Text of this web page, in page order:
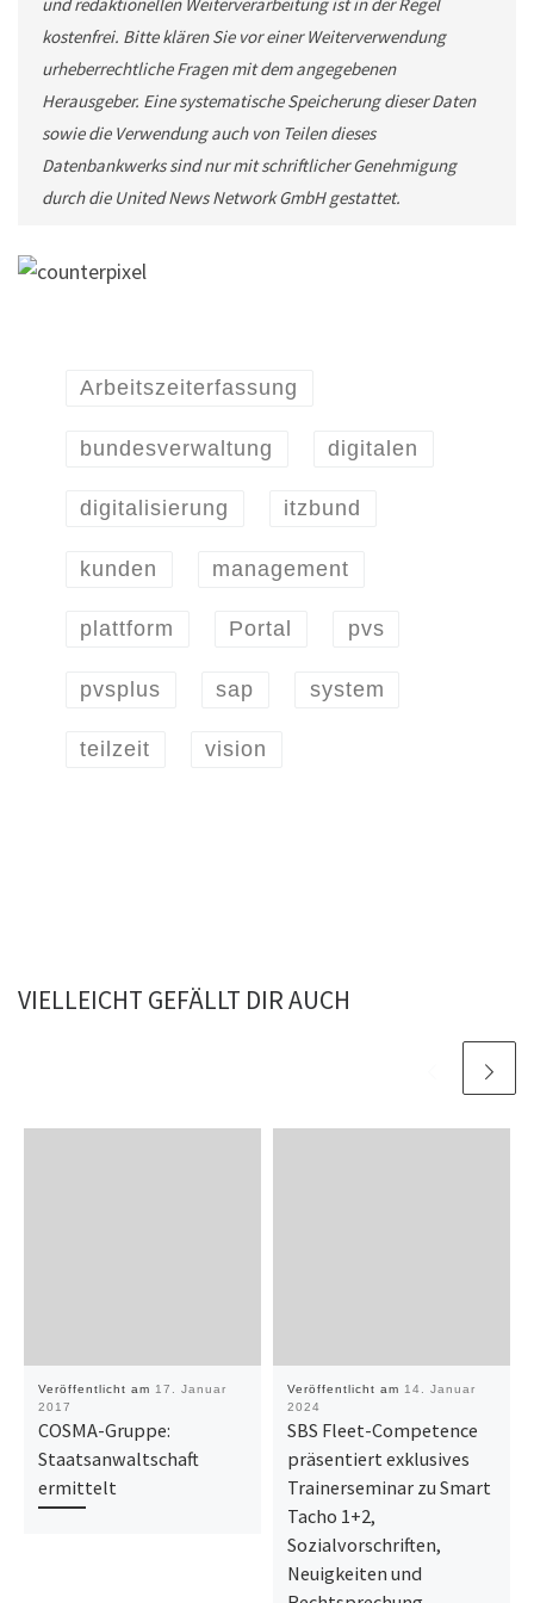
kostenfrei. Bitte klären Sie vor einer Weiterverwendung
urheberrechtliche Fragen mit dem angegebenen
Herausgeber. Eine systematische Speicherung dieser Daten
sowie die Verwendung auch von Teilen dieses
Datenbankwerks sind nur mit schriftlicher Genehmigung
durch die United News Network GmbH gestattet.
Arbeitszeiterfassung
bundesverwaltung digitalen
digitalisierung itzbund
kunden management
plattform Portal pvs
pvsplus sap system
teilzeit vision
VIELLEICHT GEFÄLLT DIR AUCH
Veröffentlicht am 17. Januar
2017
COSMA-Gruppe:
Staatsanwaltschaft
ermittelt
Veröffentlicht am 14. Januar
2024
SBS Fleet-Competence
präsentiert exklusives
Trainerseminar zu Smart
Tacho 1+2,
Sozialvorschriften,
Neuigkeiten und